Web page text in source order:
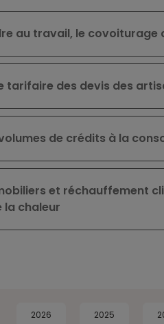
au travail, le covoiturage
tarifaire des devis des
de crédits à la
et réchauffement
chaleur
2026 2025